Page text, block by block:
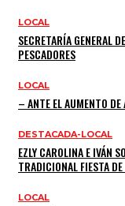
LOCAL
SECRETARÍA GENERAL
PESCADORES
LOCAL
– ANTE EL AUMENTO
DESTACADA-LOCAL
EZLY CAROLINA E IVÁN
TRADICIONAL FIESTA
LOCAL